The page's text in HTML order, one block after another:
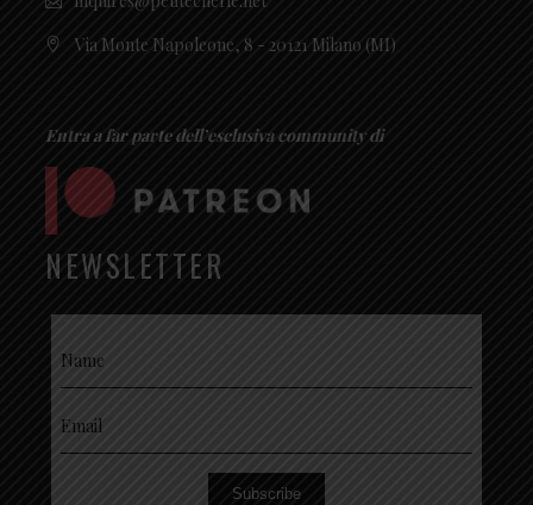
Via Monte Napoleone, 8 - 20121 Milano (MI)
Entra a far parte dell’esclusiva community di
NEWSLETTER
Subscribe